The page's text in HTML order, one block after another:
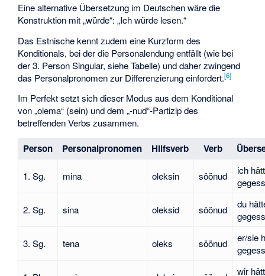
Eine alternative Übersetzung im Deutschen wäre die
Konstruktion mit „würde“: „Ich würde lesen.“
Das Estnische kennt zudem eine Kurzform des
Konditionals, bei der die Personalendung entfällt (wie bei
der 3. Person Singular, siehe Tabelle) und daher zwingend
das Personalpronomen zur Differenzierung einfordert.[6]
Im Perfekt setzt sich dieser Modus aus dem Konditional
von „olema“ (sein) und dem „-nud“-Partizip des
betreffenden Verbs zusammen.
Person Personalpronomen Hilfsverb Verb
1. Sg. mina oleksin söönud
ich
2. Sg. sina oleksid söönud
du
3. Sg. tena oleks söönud
er/sie
wir